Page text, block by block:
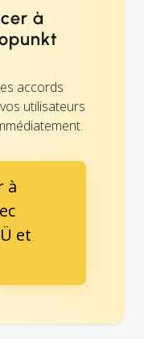
à
accords
utilisateurs
à
et